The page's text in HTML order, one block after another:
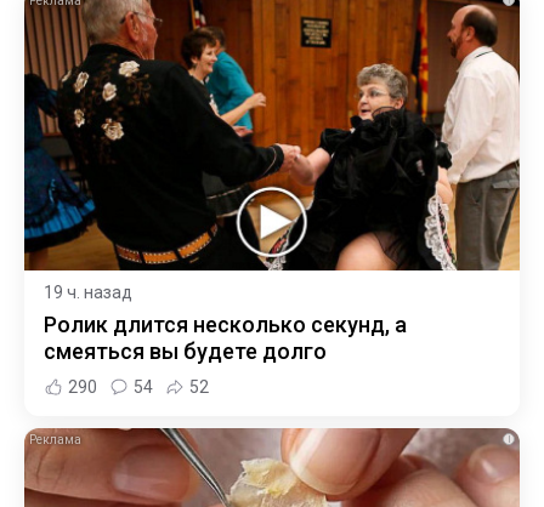
19 ч. назад
Ролик длится несколько секунд, а
смеяться вы будете долго
290 54 52
i